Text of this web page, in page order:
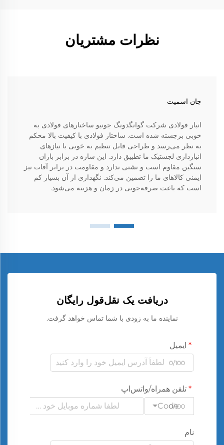
نظرات مشتریان
جان اسمیت
انبار فولادی شرکت گوانگدونگ جونیو ساختارهای فولادی به
خوبی برجسته شده است. ساختار فولادی با کیفیت بالا محکم
به نظر می‌رسد و طراحی قابل تنظیم به خوبی با نیازهای
انبارداری لجستیک ما تطبیق دارد. این سازه در برابر باران
سنگین مقاوم است و نشتی ندارد و مقاومت در برابر آفات نیز
ایمنی کالاهای ما را تضمین می‌کند. نگهداری از آن بسیار کم
است که باعث صرفه‌جویی در زمان و هزینه می‌شود.
دریافت یک نقل‌قول رایگان
نماینده ما به زودی با شما تماس خواهد گرفت.
ایمیل
0/100
تلفن همراه/واتس‌اپ
Code
0/100
نام